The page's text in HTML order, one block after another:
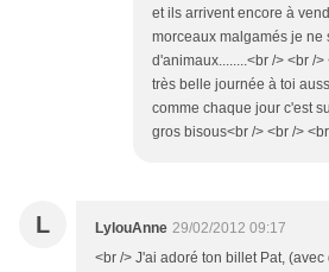
et ils arrivent encore à
morceaux malgamés je ne
d'animaux........<br /> <br /
très belle journée à toi
comme chaque jour c'est
gros bisous<br /> <br />
L LylouAnne 29/02/2012 09:17
<br /> J'ai adoré ton billet Pat,